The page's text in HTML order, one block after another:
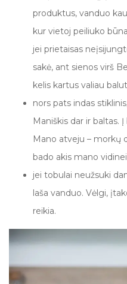
produktus, vanduo
kur vietoj peiliuko
jei prietaisas
sakė, ant sienos virš
kelis kartus valiau
nors pats indas
Maniškis dar ir baltas.
Mano atveju – morkų
bado akis mano
jei tobulai neužsuki
laša vanduo. Vėlgi,
reikia.